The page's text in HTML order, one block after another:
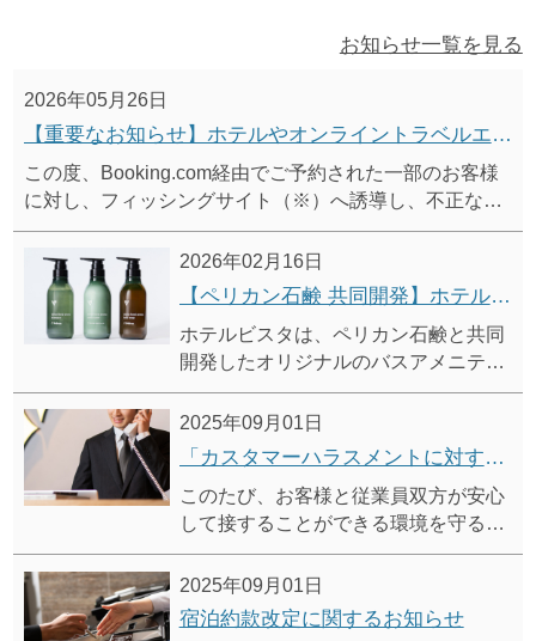
お知らせ一覧を見る
2026年05月26日
【重要なお知らせ】ホテルやオンライントラベルエージェントを装った不審なメール・メッセージにご注意ください
この度、Booking.com経由でご予約された一部のお客様
に対し、フィッシングサイト（※）へ誘導し、不正な支
払いを行わせようとするメール・メッセージが配信され
ていることが確認されました。現時点において、ホテル
ならびにBookign.comへの不正アクセスは行われておら
ず、お客様の予約情報は適切に保護されていることを確
認しております。
2026年02月16日
【ペリカン石鹸 共同開発】ホテルビスタ オリジナル バスアメニティ
ホテルビスタは、ペリカン石鹸と共同
開発したオリジナルのバスアメニティ
を導入しました。
心地よい泡立ちと香りの移ろいをお愉
しみいただけます。
2025年09月01日
「カスタマーハラスメントに対する基本方針」および「利用規則」策定に関するお知らせ
このたび、お客様と従業員双方が安心
して接することができる環境を守るた
め、「カスタマーハラスメントに対す
る基本方針」および「利用規則」を策
定いたしました。
2025年09月01日
宿泊約款改定に関するお知らせ